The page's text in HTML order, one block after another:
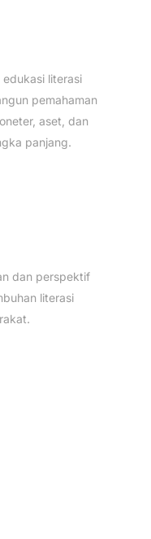
literasi
pemahaman
aset, dan
panjang.
dan perspektif
literasi